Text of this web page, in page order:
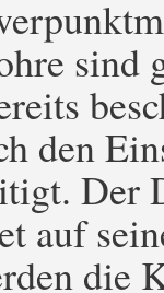
sind
den
Der
auf
die